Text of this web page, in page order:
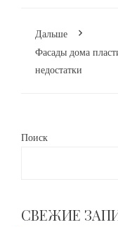
Дальше
Фасады дома
недостатки
Поиск
СВЕЖИЕ